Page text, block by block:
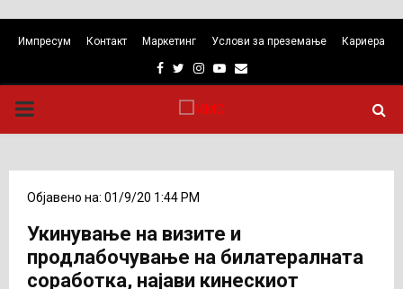
Импресум Контакт Маркетинг Услови за преземање Кариера
Facebook
TwitterInstagram
Youtube
Email
PRIMARY
Објавено на: 01/9/20 1:44 PM
Укинување на визите и
продлабочување на билатералната
соработка, најави кинескиот